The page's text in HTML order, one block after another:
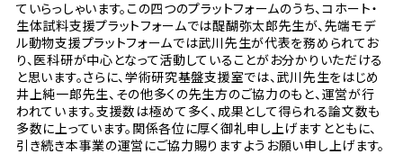
ていらっしゃいます。この四つのプラットフォームのうち、コホート・
生体試料支援プラットフォームでは醍醐弥太郎先生が、先端モデ
ル動物支援プラットフォームでは武川先生が代表を務められてお
り、医科研が中心となって活動していることがお分かりいただける
と思います。さらに、学術研究基盤支援室では、武川先生をはじめ
井上純一郎先生、その他多くの先生方のご協力のもと、運営が行
われています。支援数は極めて多く、成果として得られる論文数も
多数に上っています。関係各位に厚く御礼申し上げますとともに、
引き続き本事業の運営にご協力賜りますようお願い申し上げます。